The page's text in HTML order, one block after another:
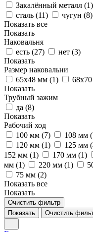
Закалённый металл (1)
сталь (11) чугун (8)
Показать все
Показать
Наковальня
есть (27) нет (3)
Показать
Размер наковальни
65х48 мм (1)
Показать
Трубный зажим
да (8)
Показать
Рабочий ход
100 мм (7) 108 мм (
120 мм (1) 125 мм (
152 мм (1) 170 мм (1)
мм (1) 220 мм (1)
75 мм (2)
Показать все
Показать
Очистить фильтр
Показать
Очистить